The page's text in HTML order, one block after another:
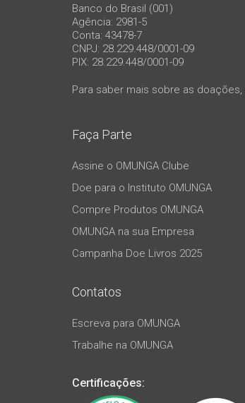
Banco do Brasil (001)
Agência: 2981-5
Conta: 43478-7
CNPJ: 28.229.448/0001-09
PIX: 28.229.448/0001-09
Para saber mais sobre as doações,
Faça Parte
Assine o OMUNGA Clube
Doe para o Instituto OMUNGA
Compre Produtos OMUNGA
OMUNGA na sua Empresa
Campanha Doe Livros 2025
Contatos
Escreva para OMUNGA
Trabalhe na OMUNGA
Certificações: